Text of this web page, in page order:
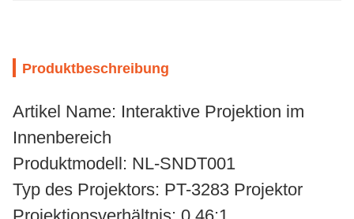
Produktbeschreibung
Artikel Name: Interaktive Projektion im
Innenbereich
Produktmodell: NL-SNDT001
Typ des Projektors: PT-3283 Projektor